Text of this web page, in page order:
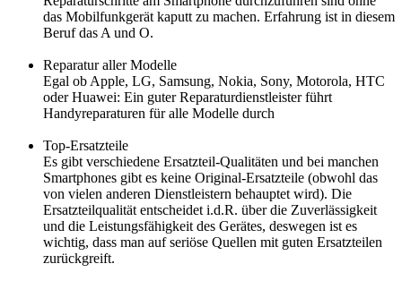
das Mobilfunkgerät kaputt zu machen. Erfahrung ist in diesem
Beruf das A und O.
Reparatur aller Modelle
Egal ob Apple, LG, Samsung, Nokia, Sony, Motorola, HTC
oder Huawei: Ein guter Reparaturdienstleister führt
Handyreparaturen für alle Modelle durch
Top-Ersatzteile
Es gibt verschiedene Ersatzteil-Qualitäten und bei manchen
Smartphones gibt es keine Original-Ersatzteile (obwohl das
von vielen anderen Dienstleistern behauptet wird). Die
Ersatzteilqualität entscheidet i.d.R. über die Zuverlässigkeit
und die Leistungsfähigkeit des Gerätes, deswegen ist es
wichtig, dass man auf seriöse Quellen mit guten Ersatzteilen
zurückgreift.